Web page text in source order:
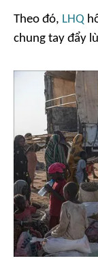
Theo đó, LHQ
chung tay đẩy